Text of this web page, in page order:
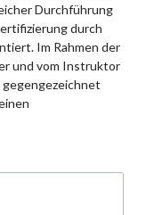
Durchführung
durch
Im Rahmen der
und vom Instruktor